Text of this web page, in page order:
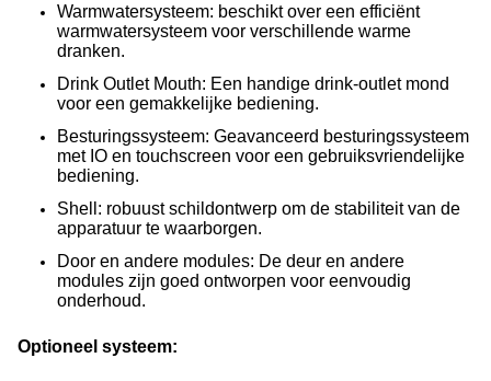
Warmwatersysteem: beschikt over een efficiënt
warmwatersysteem voor verschillende warme
dranken.
Drink Outlet Mouth: Een handige drink-outlet mond
voor een gemakkelijke bediening.
Besturingssysteem: Geavanceerd besturingssysteem
met IO en touchscreen voor een gebruiksvriendelijke
bediening.
Shell: robuust schildontwerp om de stabiliteit van de
apparatuur te waarborgen.
Door en andere modules: De deur en andere
modules zijn goed ontworpen voor eenvoudig
onderhoud.
Optioneel systeem: